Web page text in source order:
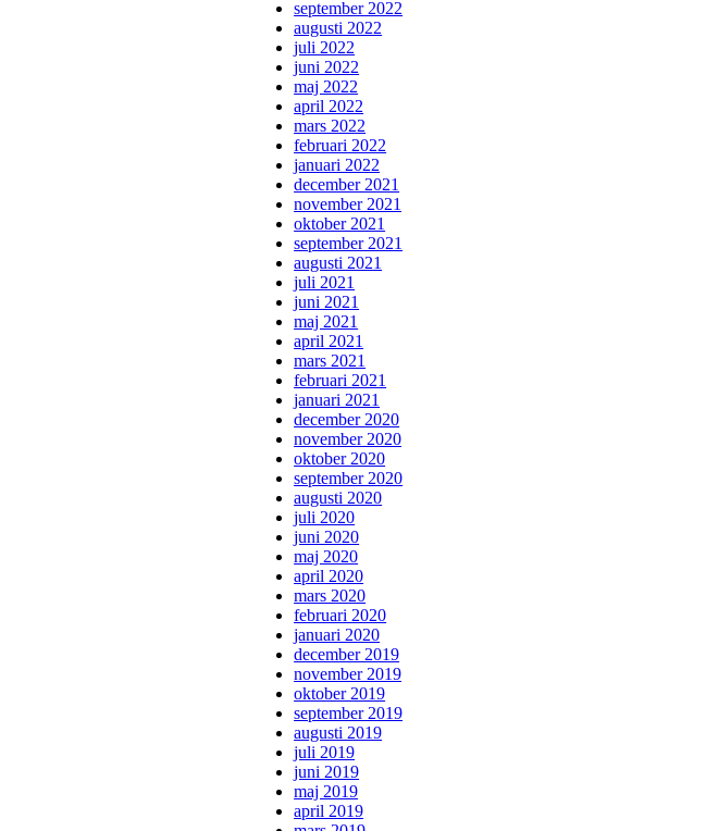
september 2022
augusti 2022
juli 2022
juni 2022
maj 2022
april 2022
mars 2022
februari 2022
januari 2022
december 2021
november 2021
oktober 2021
september 2021
augusti 2021
juli 2021
juni 2021
maj 2021
april 2021
mars 2021
februari 2021
januari 2021
december 2020
november 2020
oktober 2020
september 2020
augusti 2020
juli 2020
juni 2020
maj 2020
april 2020
mars 2020
februari 2020
januari 2020
december 2019
november 2019
oktober 2019
september 2019
augusti 2019
juli 2019
juni 2019
maj 2019
april 2019